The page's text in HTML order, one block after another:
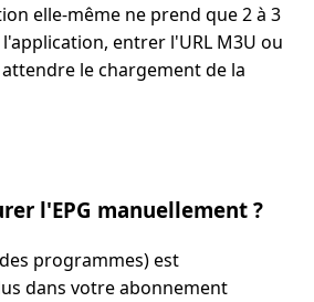
elle-même ne prend que 2 à 3
entrer l'URL M3U ou
le chargement de la
l'EPG manuellement ?
programmes) est
dans votre abonnement